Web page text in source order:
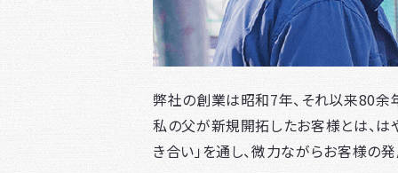
弊社の創業は昭和7年、それ以来80余
私の父が新規開拓したお客様とは、は
き合い」を通し、微力ながらお客様の